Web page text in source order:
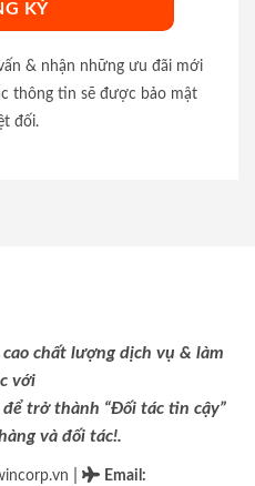
& nhận những ưu đãi mới
thông tin sẽ được bảo mật
đối.
chất lượng dịch vụ & làm
với
để trở thành “Đối tác tin cậy”
và đối tác!.
Email :